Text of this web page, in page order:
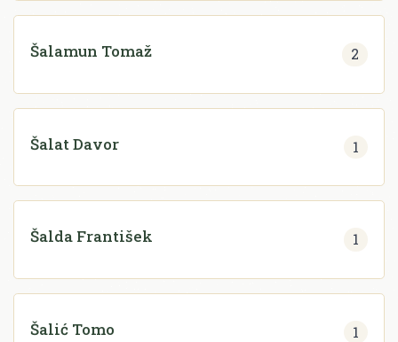
Šalamun Tomaž 2
Šalat Davor 1
Šalda František 1
Šalić Tomo 1